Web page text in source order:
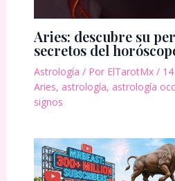
Aries: descubre su
secretos del
Astrología / Por ElTarotMx /
Aries, astrología, astrología
signos